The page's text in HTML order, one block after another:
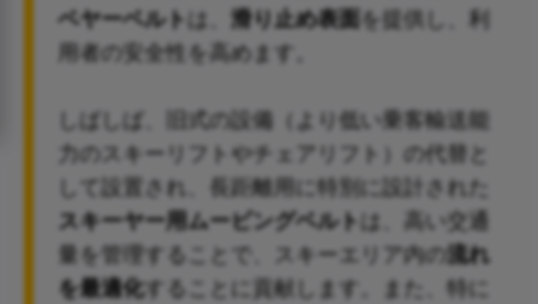
ベヤーベルト は、 滑り止め表面
を提供し、利
用者の安全性を高めます。
しばしば、旧式の設備（より低い乗客輸送能
力のスキーリフトやチェアリフト）の代替と
して設置され、長距離用に特別に設計された
スキーヤー用ムービングベルト は、高い交通
量を管理することで、スキーエリア内の 流れ
を最適化することに貢献します。また、特に